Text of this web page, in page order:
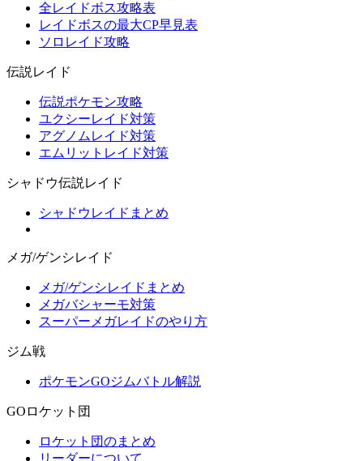
全レイドボス攻略表
レイドボスの最大CP早見表
ソロレイド攻略
伝説レイド
伝説ポケモン攻略
ユクシーレイド対策
アグノムレイド対策
エムリットレイド対策
シャドウ伝説レイド
シャドウレイドまとめ
メガ/ゲンシレイド
メガ/ゲンシレイドまとめ
メガバシャーモ対策
スーパーメガレイドのやり方
ジム戦
ポケモンGOジムバトル解説
GOロケット団
ロケット団のまとめ
リーダーについて